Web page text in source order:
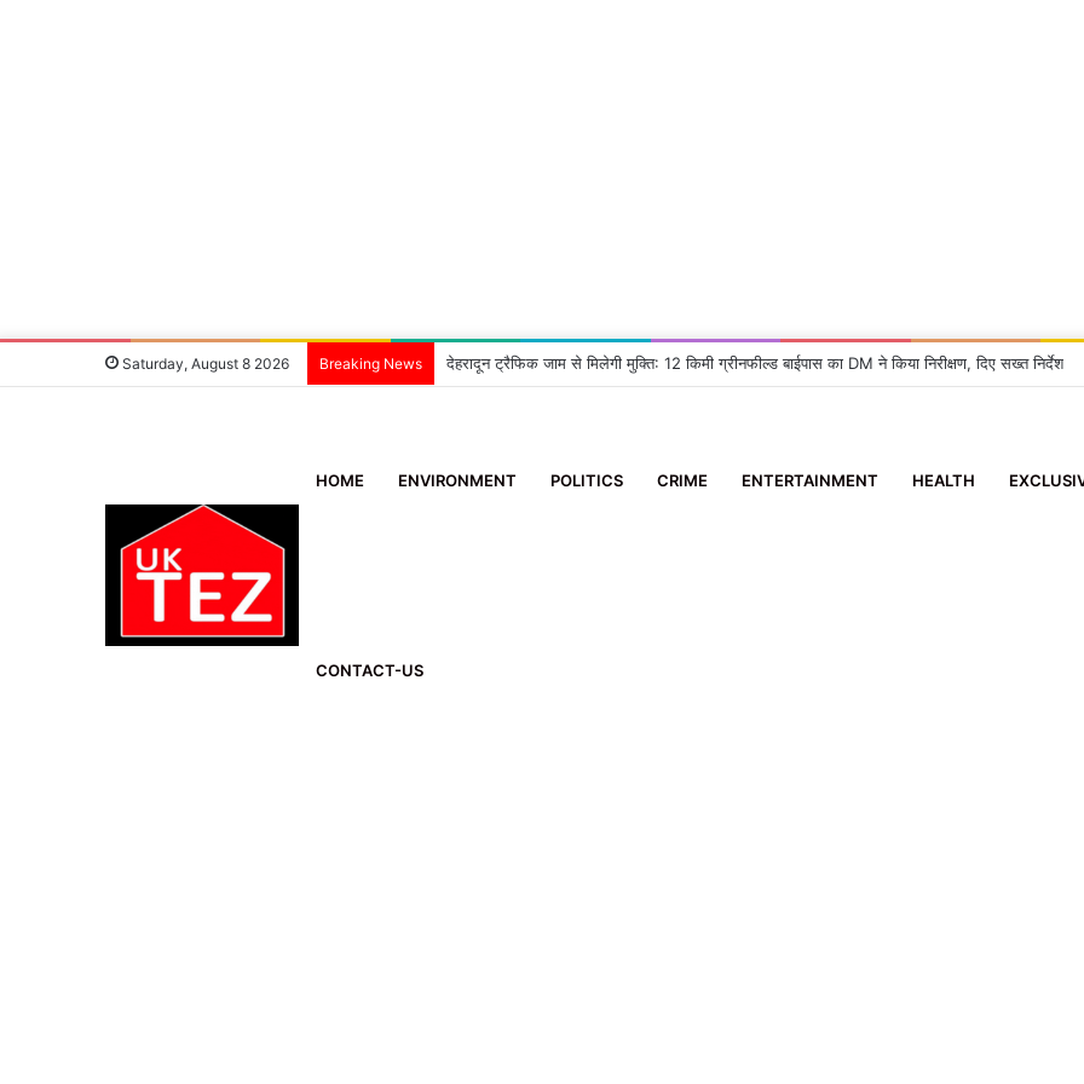
Saturday, August 8 2026 Breaking News देहरादून ट्रैफिक जाम से मिलेगी मुक्ति: 12 किमी ग्रीनफील्ड बाईपास का DM ने किया निरीक्षण, दिए सख्त निर्देश
HOME ENVIRONMENT POLITICS CRIME ENTERTAINMENT HEALTH
CONTACT-US